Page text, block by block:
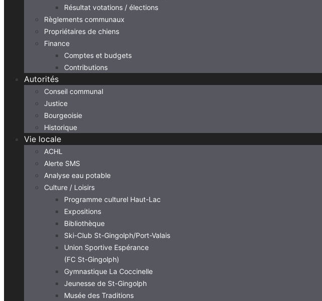
Résultat votations / élections
Règlements communaux
Propriétaires de chiens
Finance
Comptes et budgets
Contributions
Autorités
Conseil communal
Justice
Bourgeoisie
Historique
Vie locale
ACHL
Alerte SMS
Analyse eau potable
Culture / Loisirs
Programme culturel Haut-Lac
Expositions
Bibliothèque
Ski-Club St-Gingolph/Port-Valais
Union Sportive Espérance
(FC St-Gingolph)
Gymnastique La Coccinelle
Jeunesse de St-Gingolph
Musée des Traditions